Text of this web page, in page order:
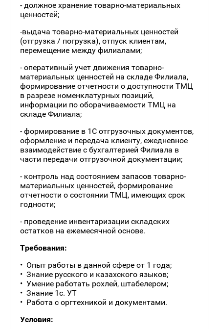
- должное хранение товарно-материальных
ценностей;
-выдача товарно-материальных ценностей
(отгрузка / погрузка), отпуск клиентам,
перемещение между филиалами;
- оперативный учет движения товарно-
материальных ценностей на складе Филиала,
формирование отчетности о доступности ТМЦ
в разрезе номенклатурных позиций,
информации по оборачиваемости ТМЦ на
складе Филиала;
- формирование в 1С отгрузочных документов,
оформление и передача клиенту, ежедневное
взаимодействие с бухгалтерией Филиала в
части передачи отгрузочной документации;
- контроль над состоянием запасов товарно-
материальных ценностей, формирование
отчетности о состоянии ТМЦ, имеющих срок
годности;
- проведение инвентаризации складских
остатков на ежемесячной основе.
Требования:
Опыт работы в данной сфере от 1 года;
Знание русского и казахского языков;
Умение работать рохлей, штабелером;
Знание 1с. УТ
Работа с оргтехникой и документами.
Условия: